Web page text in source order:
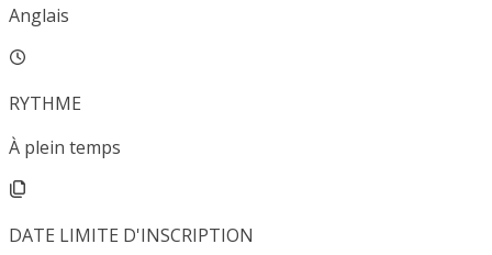
Anglais
RYTHME
À plein temps
DATE LIMITE D'INSCRIPTION